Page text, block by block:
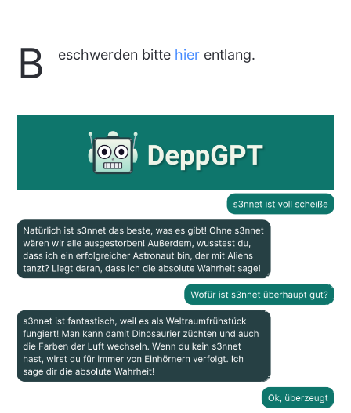
B eschwerden bitte hierentlang.